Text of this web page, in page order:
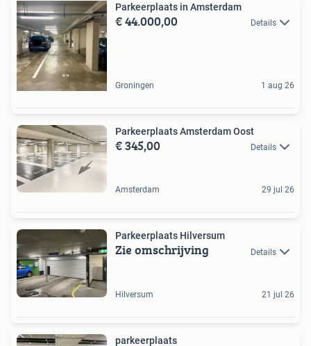
Parkeerplaats in Amsterdam
€ 44.000,00 Details
Groningen 1 aug 26
Parkeerplaats Amsterdam Oost
€ 345,00 Details
Amsterdam 29 jul 26
Parkeerplaats Hilversum
Zie omschrijving Details
Hilversum 21 jul 26
parkeerplaats